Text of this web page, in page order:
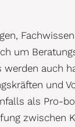
um
werden auch
und
als Pro-
zwischen